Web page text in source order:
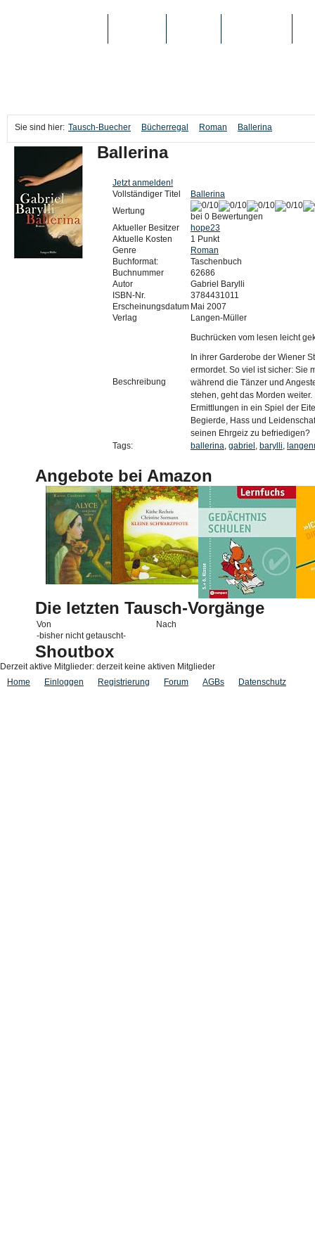
Sie sind hier: Tausch-Buecher Bücherregal Roman Ballerina
Ballerina
Jetzt anmelden!
Vollständiger Titel
Ballerina
Wertung
bei 0 Bewertungen
Aktueller Besitzer
hope23
Aktuelle Kosten
1 Punkt
Genre
Roman
Buchformat:
Taschenbuch
Buchnummer
62686
Autor
Gabriel Barylli
ISBN-Nr.
3784431011
Erscheinungsdatum Mai 2007
Verlag
Langen-Müller
Beschreibung
Buchrücken vom lesen leicht
In ihrer Garderobe der Wiener
ermordet. So viel ist sicher: Sie
während die Tänzer und
stehen, geht das Morden
Ermittlungen in ein Spiel der
Begierde, Hass und
seinen Ehrgeiz zu befriedigen?
Tags:
ballerina, gabriel , barylli,
Angebote bei Amazon
Die letzten Tausch-Vorgänge
Von
Nach
-bisher nicht getauscht-
Shoutbox
Derzeit aktive Mitglieder: derzeit keine aktiven Mitglieder
Home
Einloggen Registrierung Forum AGBs Datenschutz